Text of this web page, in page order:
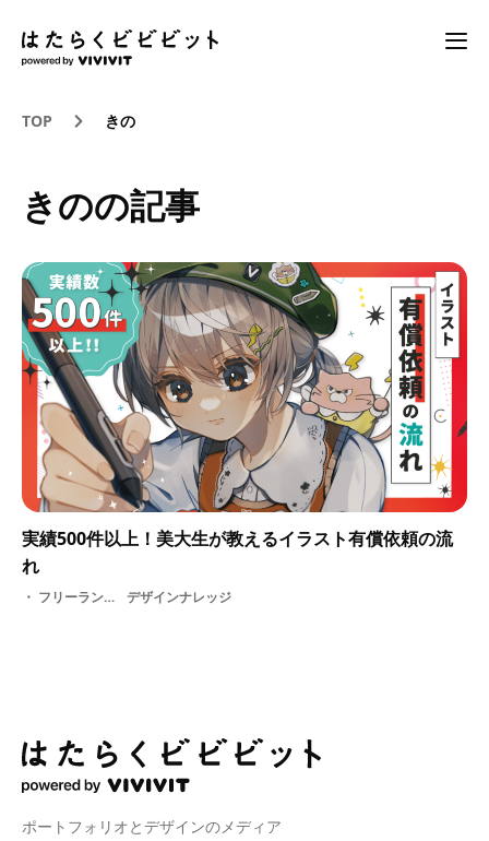
TOP きの
きのの記事
実績500件以上！美大生が教えるイラスト有償依頼の流
れ
フリーランス・ デジタルイラスト・ イラストレーター・ 有償依頼 デザインナレッジ
ポートフォリオとデザインのメディア